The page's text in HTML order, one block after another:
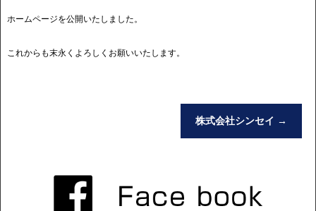
ホームページを公開いたしました。
これからも末永くよろしくお願いいたします。
株式会社シンセイ →